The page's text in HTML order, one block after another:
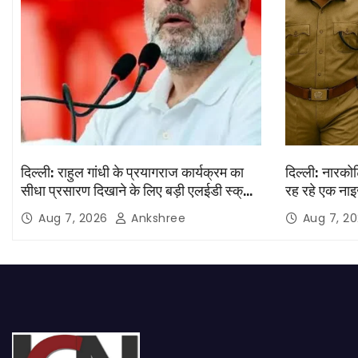
दिल्ली: राहुल गांधी के प्रयागराज कार्यक्रम का
सीधा प्रसारण दिखाने के लिए बड़ी एलईडी स्क्रीन
लगाई जाएंगी
Aug 7, 2026 Ankshree
दिल्ली:
रह रहे एक
Aug 7,